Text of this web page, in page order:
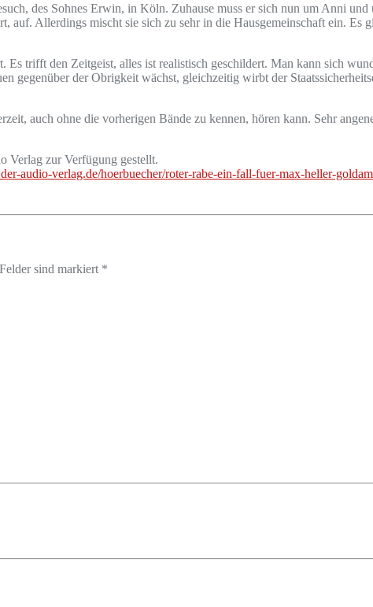
des Sohnes Erwin, in Köln. Zuhause muss er sich nun um Anni
auf. Allerdings mischt sie sich zu sehr in die Hausgemeinschaft ein. Es
Es trifft den Zeitgeist, alles ist realistisch geschildert. Man kann sich
gegenüber der Obrigkeit wächst, gleichzeitig wirbt der
auch ohne die vorherigen Bände zu kennen, hören kann. Sehr
Verlag zur Verfügung gestellt.
audio-verlag.de/hoerbuecher/roter-rabe-ein-fall-fuer-max-heller-
sind markiert *